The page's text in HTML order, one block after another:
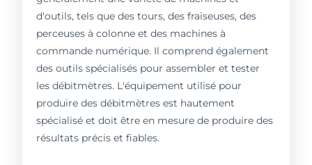
d'outils, tels que des tours, des fraiseuses, des
perceuses à colonne et des machines à
commande numérique. Il comprend également
des outils spécialisés pour assembler et tester
les débitmètres. L'équipement utilisé pour
produire des débitmètres est hautement
spécialisé et doit être en mesure de produire des
résultats précis et fiables.